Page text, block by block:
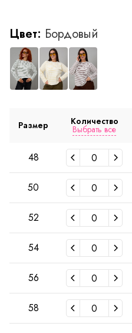
Цвет: Бордовый
Размер Количество
Выбрать все
48
50
52
54
56
58